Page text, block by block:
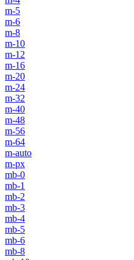
m-5
m-6
m-8
m-10
m-12
m-16
m-20
m-24
m-32
m-40
m-48
m-56
m-64
m-auto
m-px
mb-0
mb-1
mb-2
mb-3
mb-4
mb-5
mb-6
mb-8